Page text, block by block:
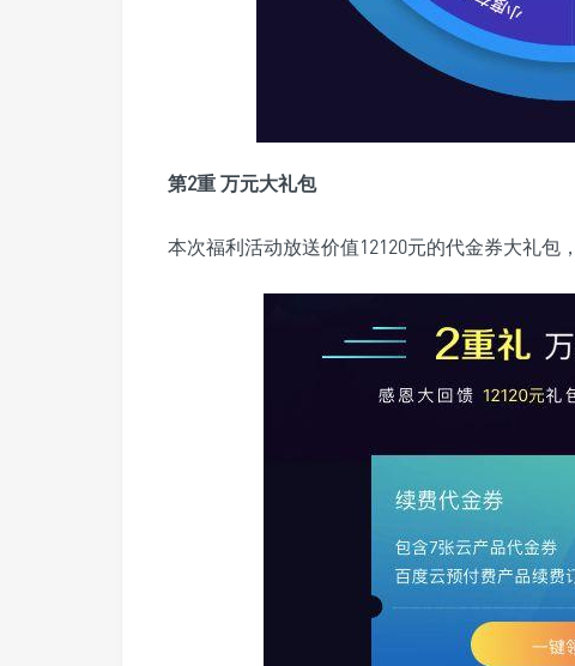
第2重 万元大礼包
本次福利活动放送价值12120元的代金券大礼包